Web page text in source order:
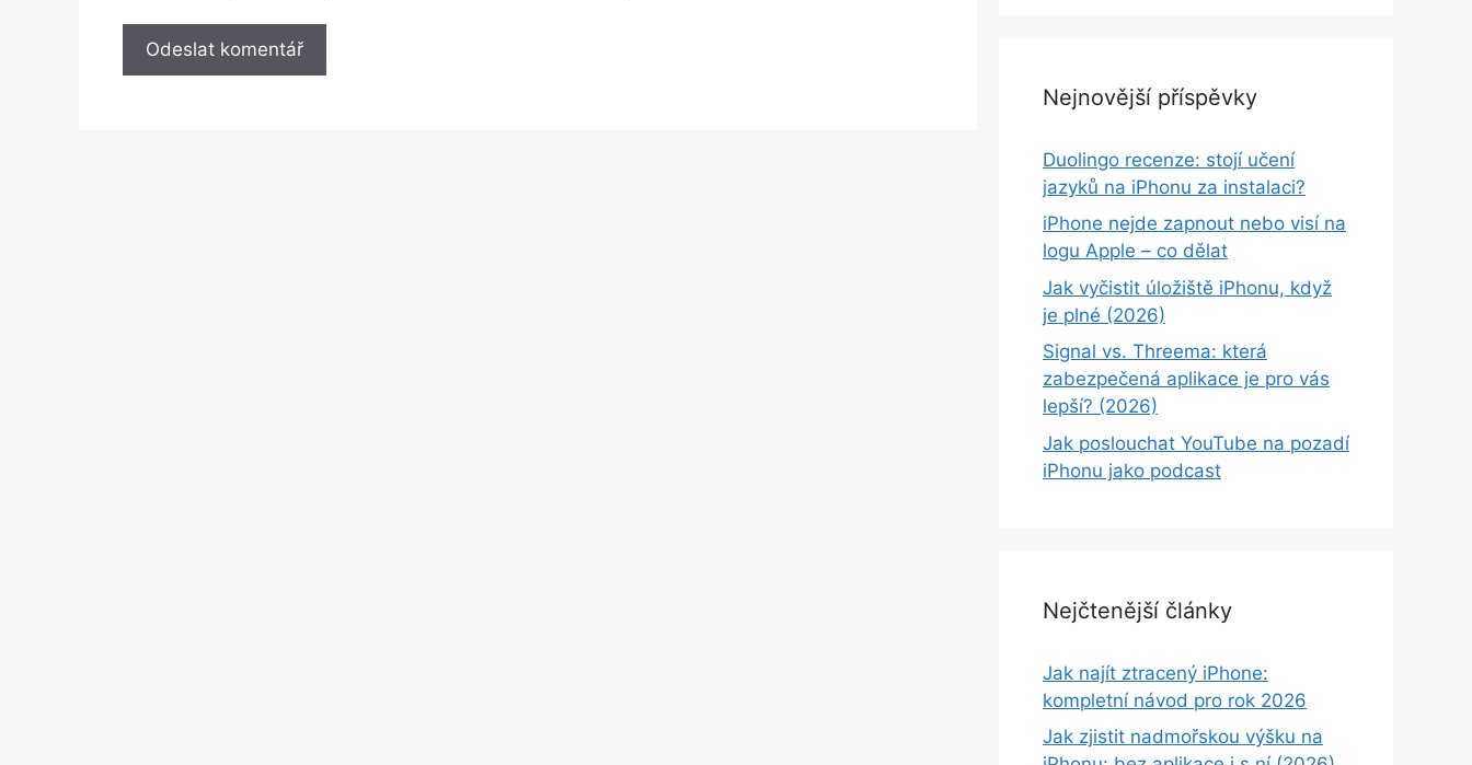
Nejnovější příspěvky
Duolingo recenze: stojí učení
jazyků na iPhonu za instalaci?
iPhone nejde zapnout nebo visí na
logu Apple – co dělat
Jak vyčistit úložiště iPhonu, když
je plné (2026)
Signal vs. Threema: která
zabezpečená aplikace je pro vás
lepší? (2026)
Jak poslouchat YouTube na pozadí
iPhonu jako podcast
Nejčtenější články
Jak najít ztracený iPhone:
kompletní návod pro rok 2026
Jak zjistit nadmořskou výšku na